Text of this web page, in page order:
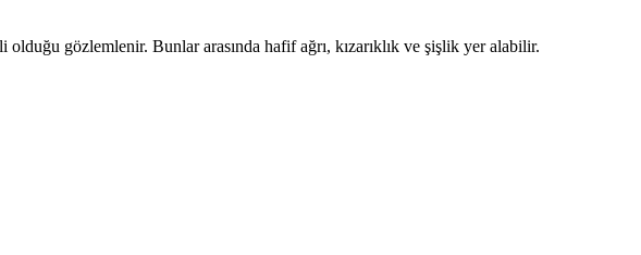
gözlemlenir. Bunlar arasında hafif ağrı, kızarıklık ve şişlik yer alabilir.